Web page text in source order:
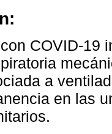
COVID-19
a
en las